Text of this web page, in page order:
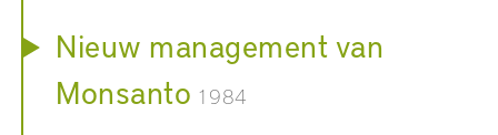
Nieuw management van
Monsanto 1984